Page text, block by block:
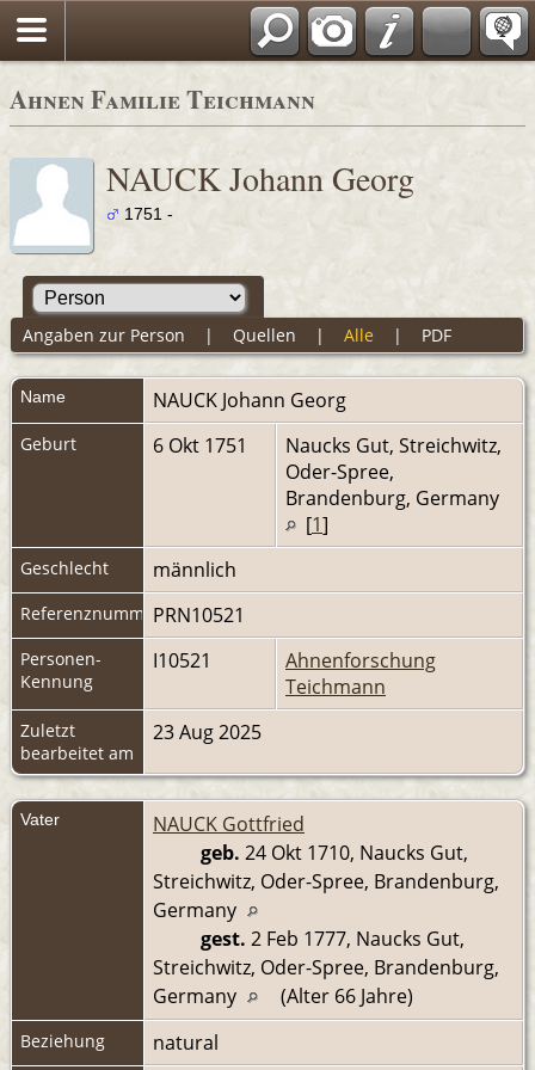
Ahnen Familie Teichmann
NAUCK Johann Georg
1751 -
Angaben zur Person | Quellen | Alle | PDF
Name NAUCK Johann Georg
Geburt 6 Okt 1751
Naucks Gut, Streichwitz,
Oder-Spree,
Brandenburg, Germany
[1]
Geschlecht männlich
ReferenznummerPRN10521
Personen-
Kennung
I10521
Ahnenforschung
Teichmann
Zuletzt
bearbeitet am
23 Aug 2025
Vater
NAUCK Gottfried
geb. 24 Okt 1710, Naucks Gut,
Streichwitz, Oder-Spree, Brandenburg,
Germany
gest. 2 Feb 1777, Naucks Gut,
Streichwitz, Oder-Spree, Brandenburg,
Germany
(Alter 66 Jahre)
Beziehung natural